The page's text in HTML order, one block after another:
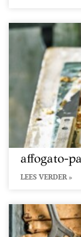
affogato-
LEES VERDER »